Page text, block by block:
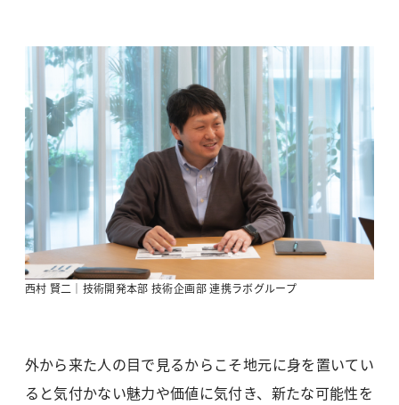
西村 賢二｜技術開発本部 技術企画部 連携ラボグループ
外から来た人の目で見るからこそ地元に身を置いてい
ると気付かない魅力や価値に気付き、新たな可能性を